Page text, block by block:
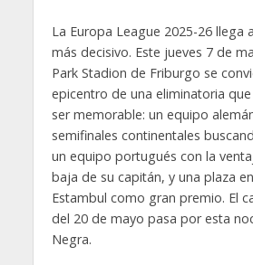
La Europa League 2025-26 llega
más decisivo. Este jueves 7 de
Park Stadion de Friburgo se
epicentro de una eliminatoria
ser memorable: un equipo
semifinales continentales
un equipo portugués con la
baja de su capitán, y una plaza
Estambul como gran premio. El
del 20 de mayo pasa por esta
Negra.